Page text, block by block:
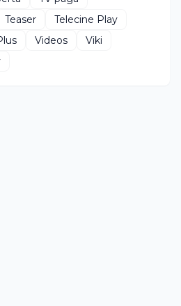
Teaser
Telecine Play
Videos
Viki